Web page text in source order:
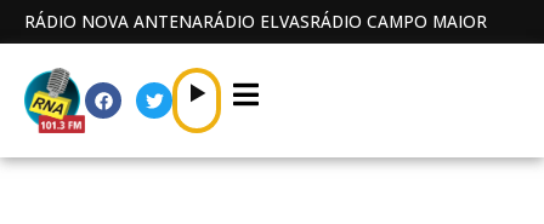
RÁDIO NOVA ANTENARÁDIO ELVASRÁDIO CAMPO MAIOR